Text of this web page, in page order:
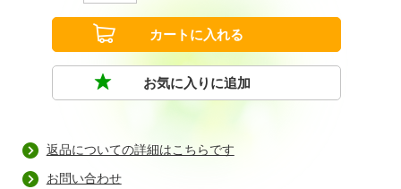
返品についての詳細はこちらです
お問い合わせ